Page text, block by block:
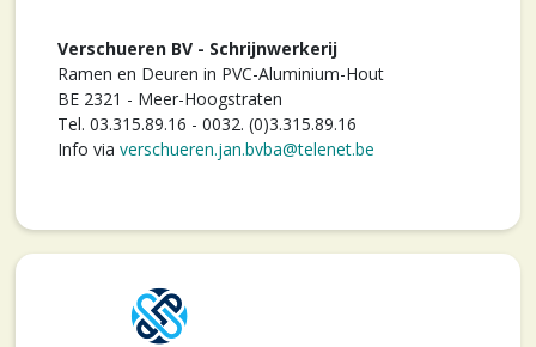
Verschueren BV - Schrijnwerkerij
Ramen en Deuren in PVC-Aluminium-Hout
BE 2321 - Meer-Hoogstraten
Tel. 03.315.89.16 - 0032. (0)3.315.89.16
Info via verschueren.jan.bvba@telenet.be